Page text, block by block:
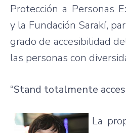
Protección a Personas
y la Fundación Sarakí,
grado de accesibilidad
las personas con
“Stand totalmente
La